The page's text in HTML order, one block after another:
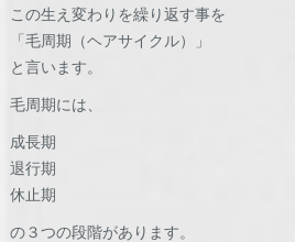
この生え変わりを繰り返す事を
「毛周期（ヘアサイクル）」
と言います。
毛周期には、
成長期
退行期
休止期
の３つの段階があります。